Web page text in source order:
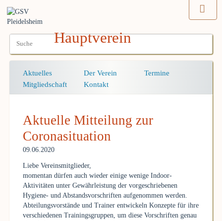
Hauptverein
Navigation
überspringen
Aktuelles Der Verein
Termine
Mitgliedschaft
Kontakt
Aktuelle Mitteilung zur
Coronasituation
09.06.2020
Liebe Vereinsmitglieder,
momentan dürfen auch wieder einige wenige Indoor-
Aktivitäten unter Gewährleistung der vorgeschriebenen
Hygiene- und Abstandsvorschriften aufgenommen werden.
Abteilungsvorstände und Trainer entwickeln Konzepte für ihre
verschiedenen Trainingsgruppen, um diese Vorschriften genau